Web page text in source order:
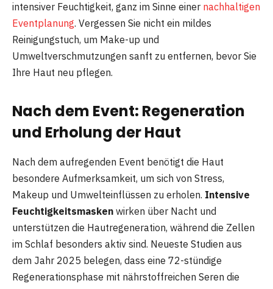
intensiver Feuchtigkeit, ganz im Sinne einer nachhaltigen
Eventplanung. Vergessen Sie nicht ein mildes
Reinigungstuch, um Make-up und
Umweltverschmutzungen sanft zu entfernen, bevor Sie
Ihre Haut neu pflegen.
Nach dem Event: Regeneration
und Erholung der Haut
Nach dem aufregenden Event benötigt die Haut
besondere Aufmerksamkeit, um sich von Stress,
Makeup und Umwelteinflüssen zu erholen. Intensive
Feuchtigkeitsmasken wirken über Nacht und
unterstützen die Hautregeneration, während die Zellen
im Schlaf besonders aktiv sind. Neueste Studien aus
dem Jahr 2025 belegen, dass eine 72-stündige
Regenerationsphase mit nährstoffreichen Seren die